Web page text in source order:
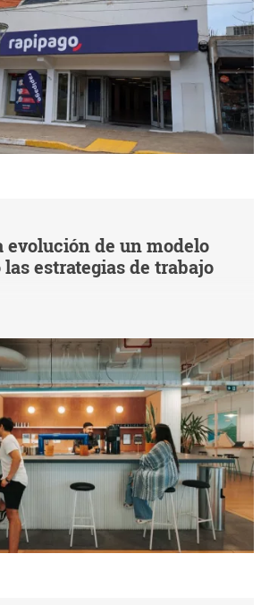
evolución de un modelo
estrategias de trabajo